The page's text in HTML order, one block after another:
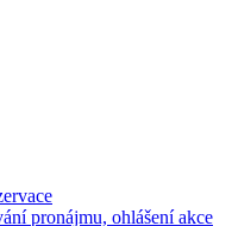
pronájmu, ohlášení akce